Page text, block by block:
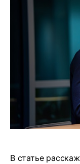
В статье